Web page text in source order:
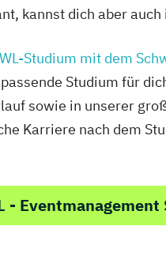
kannst dich aber
Studium mit dem
Studium für
sowie in unserer
Karriere nach dem
- Eventmanagement